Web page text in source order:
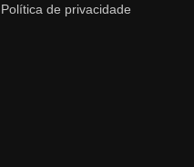
Política de privacidade